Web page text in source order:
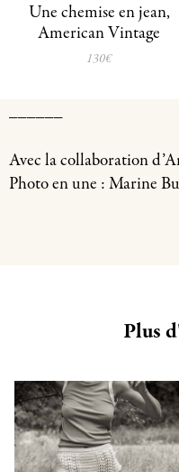
Une chemise en jean,
American Vintage
130€
______
Avec la collaboration
Photo en une : Marine
Plus